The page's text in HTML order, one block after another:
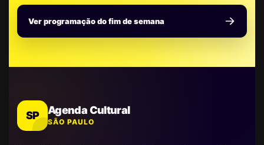
Ver programação do fim de semana
SP Agenda Cultural
SÃO PAULO